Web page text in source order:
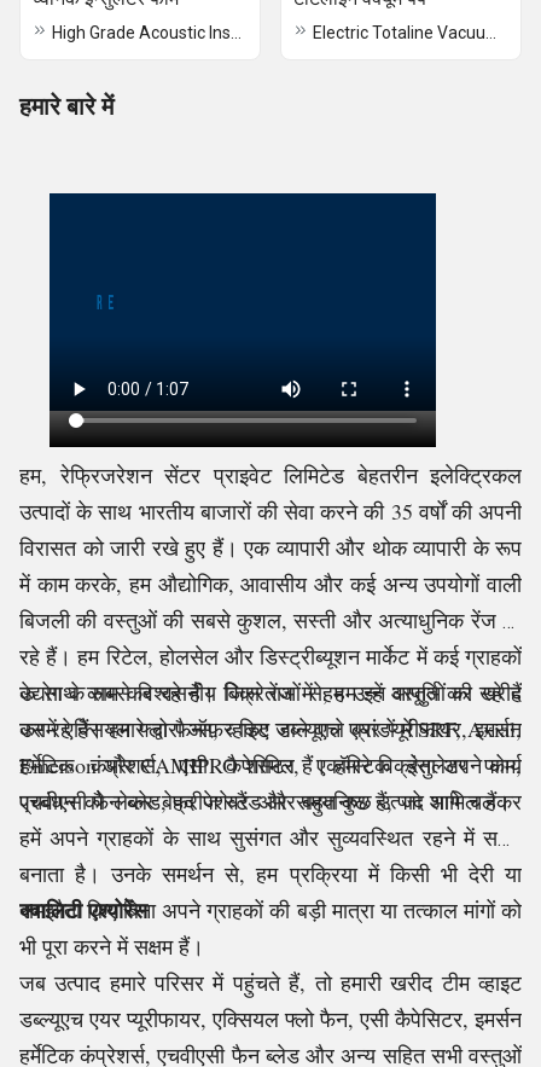
हमारे बारे में
हम, रेफ्रिजरेशन सेंटर प्राइवेट लिमिटेड बेहतरीन इलेक्ट्रिकल
उत्पादों के साथ भारतीय बाजारों की सेवा करने की 35 वर्षों की अपनी
विरासत को जारी रखे हुए हैं। एक व्यापारी और थोक व्यापारी के रूप
में काम करके, हम औद्योगिक, आवासीय और कई अन्य उपयोगों वाली
बिजली की वस्तुओं की सबसे कुशल, सस्ती और अत्याधुनिक रेंज ला
रहे हैं। हम रिटेल, होलसेल और डिस्ट्रीब्यूशन मार्केट में कई ग्राहकों
के साथ काम कर रहे हैं। जिस रेंज में हम उन्हें आपूर्ति कर रहे हैं
उसमें एक्सियल फ्लो फैन्स, व्हाइट डब्ल्यूएच एयर प्यूरीफायर, इमर्सन
हर्मेटिक कंप्रेशर्स, एसी कैपेसिटर, एकॉस्टिक इंसुलेटर फोम,
एचवीएसी फैन ब्लेड, फ्रीज स्टैंड और बहुत कुछ उत्पाद शामिल हैं।
उद्योग के सबसे विश्वसनीय विक्रेताओं से, हम इन वस्तुओं की खरीद
कर रहे हैं। हमारे द्वारा ऑफ़र किए जाने वाले ब्रांडों में SRF, Axial,
Emerson और CAMIPRO शामिल हैं। हमारे विक्रेता अपने कार्य
प्रबंधन को लेकर बेहद पेशेवर और समयनिष्ठ हैं, जो आगे चलकर
हमें अपने ग्राहकों के साथ सुसंगत और सुव्यवस्थित रहने में सक्षम
बनाता है। उनके समर्थन से, हम प्रक्रिया में किसी भी देरी या
समझौता किए बिना अपने ग्राहकों की बड़ी मात्रा या तत्काल मांगों को
भी पूरा करने में सक्षम हैं।
क्वालिटी एश्योरेंस
जब उत्पाद हमारे परिसर में पहुंचते हैं, तो हमारी खरीद टीम व्हाइट
डब्ल्यूएच एयर प्यूरीफायर, एक्सियल फ्लो फैन, एसी कैपेसिटर, इमर्सन
हर्मेटिक कंप्रेशर्स, एचवीएसी फैन ब्लेड और अन्य सहित सभी वस्तुओं